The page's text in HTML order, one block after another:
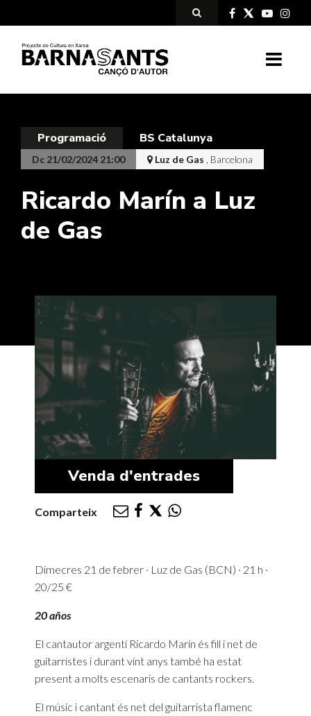
Programació BS Catalunya
Dc 21/02/2024 21:00 Luz de Gas , Barcelona
Ricardo Marín a Luz
de Gas
Venda d'entrades
Comparteix
Dimecres 21 de febrer · Luz de Gas (BCN) · 21 h ·
20/25 €
20 años
El cantautor argentí Ricardo Marín és fill i net de
guitarristes i durant vint anys també ha estat
present a molts escenaris de cantants rockers.
El músic i cantant és net del guitarrista flamenc